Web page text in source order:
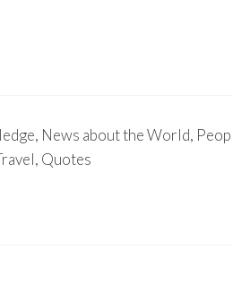
News about the World,
Quotes